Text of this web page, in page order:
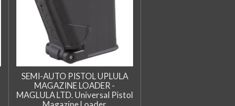
SEMI-AUTO PISTOL UPLULA
MAGAZINE LOADER -
MAGLULA LTD. Universal Pistol